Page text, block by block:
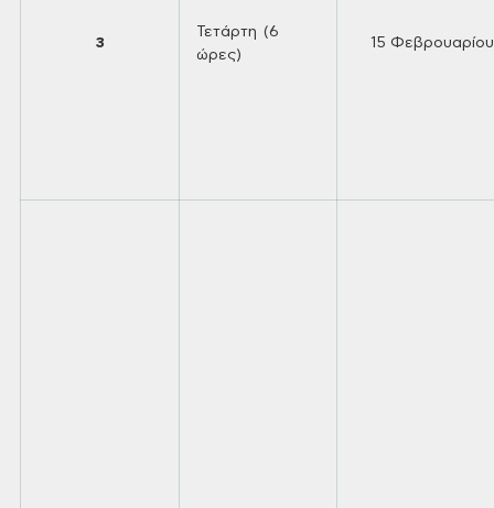
3
Τετάρτη (6
ώρες)
15 Φεβρουαρίου